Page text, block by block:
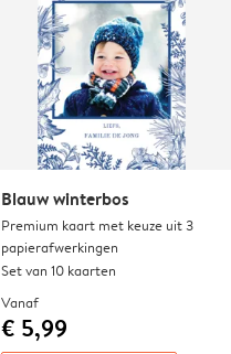
Blauw winterbos
Premium kaart met keuze uit 3
papierafwerkingen
Set van 10 kaarten
Vanaf
€ 5,99